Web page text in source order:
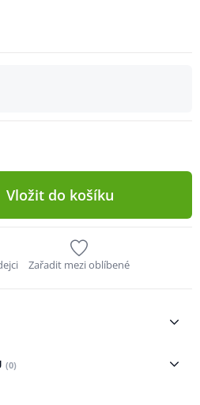
Vložit do košíku
Zařadit mezi oblíbené
(0)